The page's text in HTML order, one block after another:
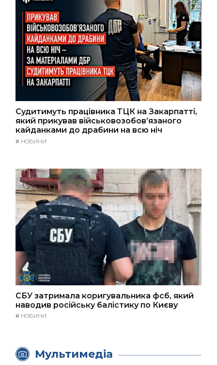
Судитимуть працівника ТЦК на Закарпатті,
який прикував військовозобов’язаного
кайданками до драбини на всю ніч
# НОВИНИ
СБУ затримала коригувальника фсб, який
наводив російську балістику по Києву
# НОВИНИ
Мультимедіа